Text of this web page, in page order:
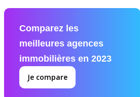
Comparez les
meilleures agences
immobilières en 2023
Je compare